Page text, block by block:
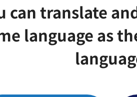
can translate
language as